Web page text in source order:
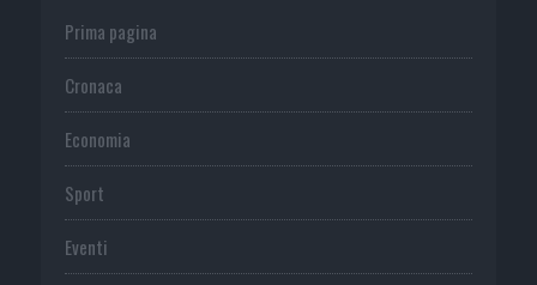
Prima pagina
Cronaca
Economia
Sport
Eventi